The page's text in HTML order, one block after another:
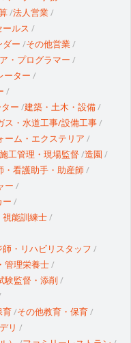
法人営業
ールス
ダー その他営業
・プログラマー
ーター
ー 建築・土木・設備
ス・水道工事/設備工事
ーム・エクステリア
施工管理・現場監督 造園
・看護助手・助産師
ー
ー
能訓練士
・リハビリスタッフ
管理栄養士
験監督・添削
育 その他教育・保育
リ